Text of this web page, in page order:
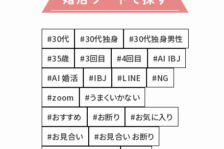
#30代 #30代独身
#30代独身男性
#35歳
#3回目 #4回目
#AI IBJ
#AI 婚活
#IBJ #LINE
#NG
#zoom
#うまくいかない
#おすすめ
#お断り
#お気に入り
#お見合い
#お見合い お断り